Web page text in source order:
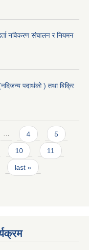
नविकरण संचालन र नियमन
पदार्थको ) तथा बिक्रि
… 4 5
10 11
last »